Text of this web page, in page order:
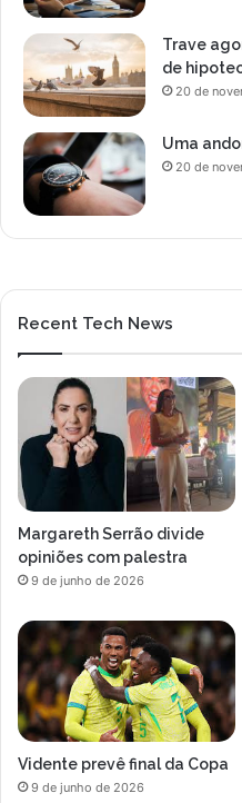
Trave
de
20 de
Uma
20 de
Recent Tech News
Margareth Serrão divide
opiniões com palestra
9 de junho de 2026
Vidente prevê final da Copa
9 de junho de 2026